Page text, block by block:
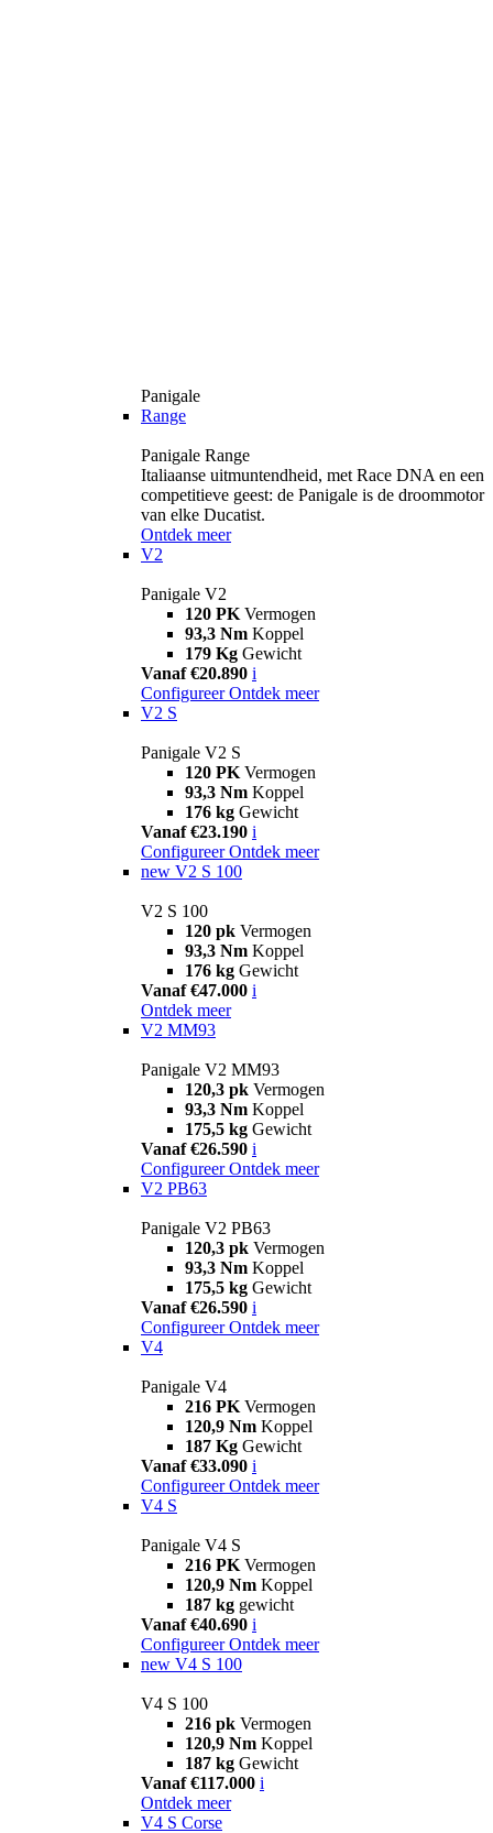
Panigale
Range
Panigale Range
Italiaanse uitmuntendheid, met Race DNA en een
competitieve geest: de Panigale is de droommotor
van elke Ducatist.
Ontdek meer
V2
Panigale V2
120 PK Vermogen
93,3 Nm Koppel
179 Kg Gewicht
Vanaf €20.890 i
Configureer Ontdek meer
V2 S
Panigale V2 S
120 PK Vermogen
93,3 Nm Koppel
176 kg Gewicht
Vanaf €23.190 i
Configureer Ontdek meer
new V2 S 100
V2 S 100
120 pk Vermogen
93,3 Nm Koppel
176 kg Gewicht
Vanaf €47.000 i
Ontdek meer
V2 MM93
Panigale V2 MM93
120,3 pk Vermogen
93,3 Nm Koppel
175,5 kg Gewicht
Vanaf €26.590 i
Configureer Ontdek meer
V2 PB63
Panigale V2 PB63
120,3 pk Vermogen
93,3 Nm Koppel
175,5 kg Gewicht
Vanaf €26.590 i
Configureer Ontdek meer
V4
Panigale V4
216 PK Vermogen
120,9 Nm Koppel
187 Kg Gewicht
Vanaf €33.090 i
Configureer Ontdek meer
V4 S
Panigale V4 S
216 PK Vermogen
120,9 Nm Koppel
187 kg gewicht
Vanaf €40.690 i
Configureer Ontdek meer
new V4 S 100
V4 S 100
216 pk Vermogen
120,9 Nm Koppel
187 kg Gewicht
Vanaf €117.000 i
Ontdek meer
V4 S Corse